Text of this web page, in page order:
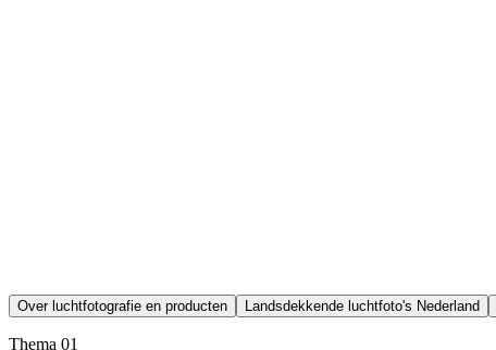
Over luchtfotografie en producten Landsdekkende luchtfoto's Nederland
Thema 01